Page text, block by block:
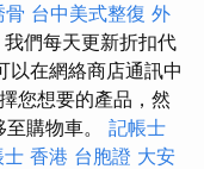
骨 台中美式整復 外
們每天更新折扣代
以在網絡商店通訊中
您想要的產品，然
購物車。 記帳士
士 香港 台胞證 大安